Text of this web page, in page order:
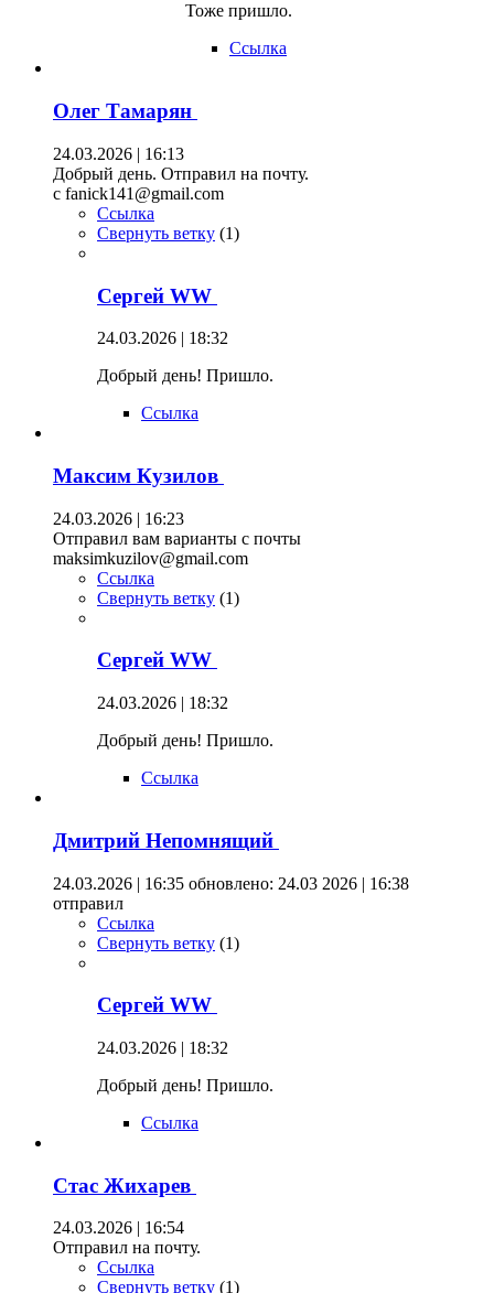
Тоже пришло.
Ссылка
Олег Тамарян
24.03.2026 | 16:13
Добрый день. Отправил на почту.
c fanick141@gmail.com
Ссылка
Свернуть ветку (1)
Сергей WW
24.03.2026 | 18:32
Добрый день! Пришло.
Ссылка
Максим Кузилов
24.03.2026 | 16:23
Отправил вам варианты с почты
maksimkuzilov@gmail.com
Ссылка
Свернуть ветку (1)
Сергей WW
24.03.2026 | 18:32
Добрый день! Пришло.
Ссылка
Дмитрий Непомнящий
24.03.2026 | 16:35 обновлено: 24.03 2026 | 16:38
отправил
Ссылка
Свернуть ветку (1)
Сергей WW
24.03.2026 | 18:32
Добрый день! Пришло.
Ссылка
Стас Жихарев
24.03.2026 | 16:54
Отправил на почту.
Ссылка
Свернуть ветку (1)